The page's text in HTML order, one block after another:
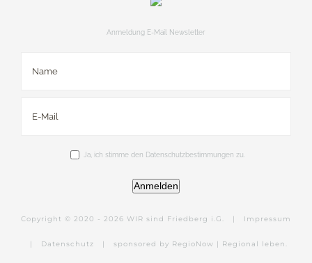
Anmeldung E-Mail Newsletter
Ja, ich stimme den Datenschutzbestimmungen zu.
Anmelden
Copyright © 2020 - 2026 WIR sind Friedberg i.G. | Impressum
| Datenschutz | sponsored by RegioNow | Regional leben.